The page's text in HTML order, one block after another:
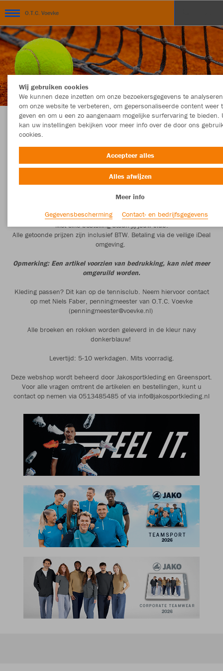
O.T.C. Voevke
Webshop O.T.C. Voevke
Webshop O.T.C. Voevke
Met elke bestelling steun jij jouw club!
Alle getoonde prijzen zijn inclusief BTW. Betaling via de veilige iDeal
omgeving.
Opmerking: Een artikel voorzien van bedrukking, kan niet meer
omgeruild worden.
Kleding passen? Dit kan op de tennisclub. Neem hiervoor contact
op met Niels Faber, penningmeester van O.T.C. Voevke
(penningmeester@voevke.nl)
Alle broeken en rokken worden geleverd in de kleur navy
donkerblauw!
Levertijd: 5-10 werkdagen. Mits voorradig.
Deze webshop wordt beheerd door Jakosportkleding en Greensport.
Voor alle vragen omtrent de artikelen en bestellingen, kunt u
contact op nemen via 0513485485 of via info@jakosportkleding.nl
Wij gebruiken cookies
We kunnen deze inzetten om onze bezoekersgegevens te
om onze website te verbeteren, om gepersonaliseerde content weer
geven en om u een zo aangenaam mogelijke surfervaring te bieden.
kan uw instellingen bekijken voor meer info over de door ons
cookies.
Accepteer alles
Alles afwijzen
Meer info
Gegevensbescherming
Contact- en bedrijfsgegevens